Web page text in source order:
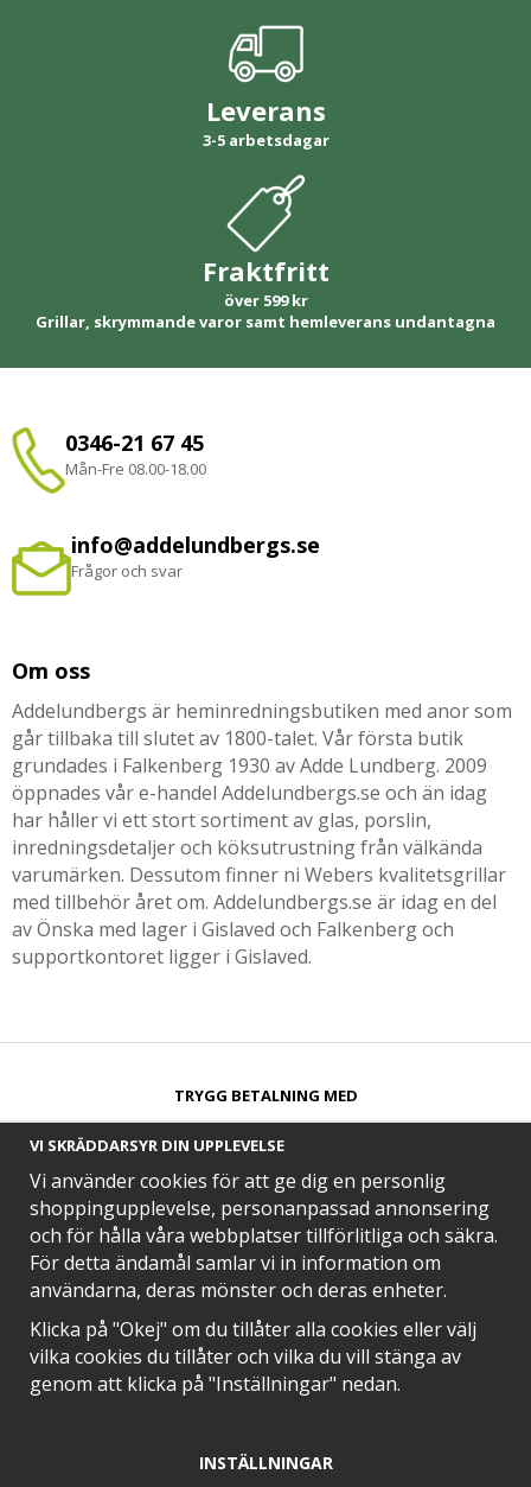
Leverans
3-5 arbetsdagar
Fraktfritt
över 599 kr
Grillar, skrymmande varor samt hemleverans undantagna
0346-21 67 45
Mån-Fre 08.00-18.00
info@addelundbergs.se
Frågor och svar
Om oss
Addelundbergs är heminredningsbutiken med anor som
går tillbaka till slutet av 1800-talet. Vår första butik
grundades i Falkenberg 1930 av Adde Lundberg. 2009
öppnades vår e-handel Addelundbergs.se och än idag
har håller vi ett stort sortiment av glas, porslin,
inredningsdetaljer och köksutrustning från välkända
varumärken. Dessutom finner ni Webers kvalitetsgrillar
med tillbehör året om. Addelundbergs.se är idag en del
av Önska med lager i Gislaved och Falkenberg och
supportkontoret ligger i Gislaved.
TRYGG BETALNING MED​
SNABB LEVERANS MED
EN DEL AV
VI SKRÄDDARSYR DIN UPPLEVELSE
Vi använder cookies för att ge dig en personlig
shoppingupplevelse, personanpassad annonsering
och för hålla våra webbplatser tillförlitliga och säkra.
För detta ändamål samlar vi in information om
användarna, deras mönster och deras enheter.
Klicka på "Okej" om du tillåter alla cookies eller välj
vilka cookies du tillåter och vilka du vill stänga av
genom att klicka på "Inställningar" nedan.
INSTÄLLNINGAR